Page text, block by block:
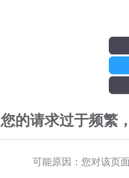
您的请求过于频繁
可能原因：您对该页